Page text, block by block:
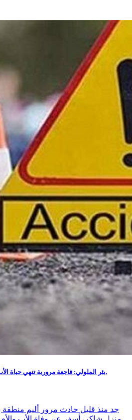
بئر الملولي: فاجعة مرورية تنهي حياة الأب والأم وتحيل الطفلة إلى الإنعاش.
جد منذ قليل حادث مرور أليم منطقة